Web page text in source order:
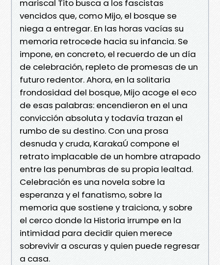
mariscal Tito busca a los fascistas
vencidos que, como Mijo, el bosque se
niega a entregar. En las horas vacías su
memoria retrocede hacia su infancia. Se
impone, en concreto, el recuerdo de un día
de celebración, repleto de promesas de un
futuro redentor. Ahora, en la solitaria
frondosidad del bosque, Mijo acoge el eco
de esas palabras: encendieron en el una
convicción absoluta y todavía trazan el
rumbo de su destino. Con una prosa
desnuda y cruda, KarakaÚ compone el
retrato implacable de un hombre atrapado
entre las penumbras de su propia lealtad.
Celebración es una novela sobre la
esperanza y el fanatismo, sobre la
memoria que sostiene y traiciona, y sobre
el cerco donde la Historia irrumpe en la
intimidad para decidir quien merece
sobrevivir a oscuras y quien puede regresar
a casa.